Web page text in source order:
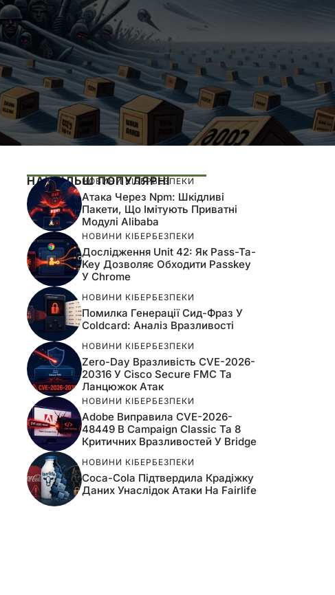
НАЙБІЛЬШ ПОПУЛЯРНІ
НОВИНИ КІБЕРБЕЗПЕКИ
Атака Через Npm: Шкідливі
Пакети, Що Імітують Приватні
Модулі Alibaba
НОВИНИ КІБЕРБЕЗПЕКИ
Дослідження Unit 42: Як Pass-Ta-
Key Дозволяє Обходити Passkey
У Chrome
НОВИНИ КІБЕРБЕЗПЕКИ
Помилка Генерації Сид-Фраз У
Coldcard: Аналіз Вразливості
НОВИНИ КІБЕРБЕЗПЕКИ
Zero-Day Вразливість CVE-2026-
20316 У Cisco Secure FMC Та
Ланцюжок Атак
НОВИНИ КІБЕРБЕЗПЕКИ
Adobe Виправила CVE-2026-
48449 В Campaign Classic Та 8
Критичних Вразливостей У Bridge
НОВИНИ КІБЕРБЕЗПЕКИ
Coca-Cola Підтвердила Крадіжку
Даних Унаслідок Атаки На Fairlife